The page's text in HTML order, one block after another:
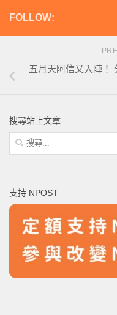
FOLLOW:
五月天阿信又入陣！
搜尋站上文章
搜
尋
字:
支持 NPOST